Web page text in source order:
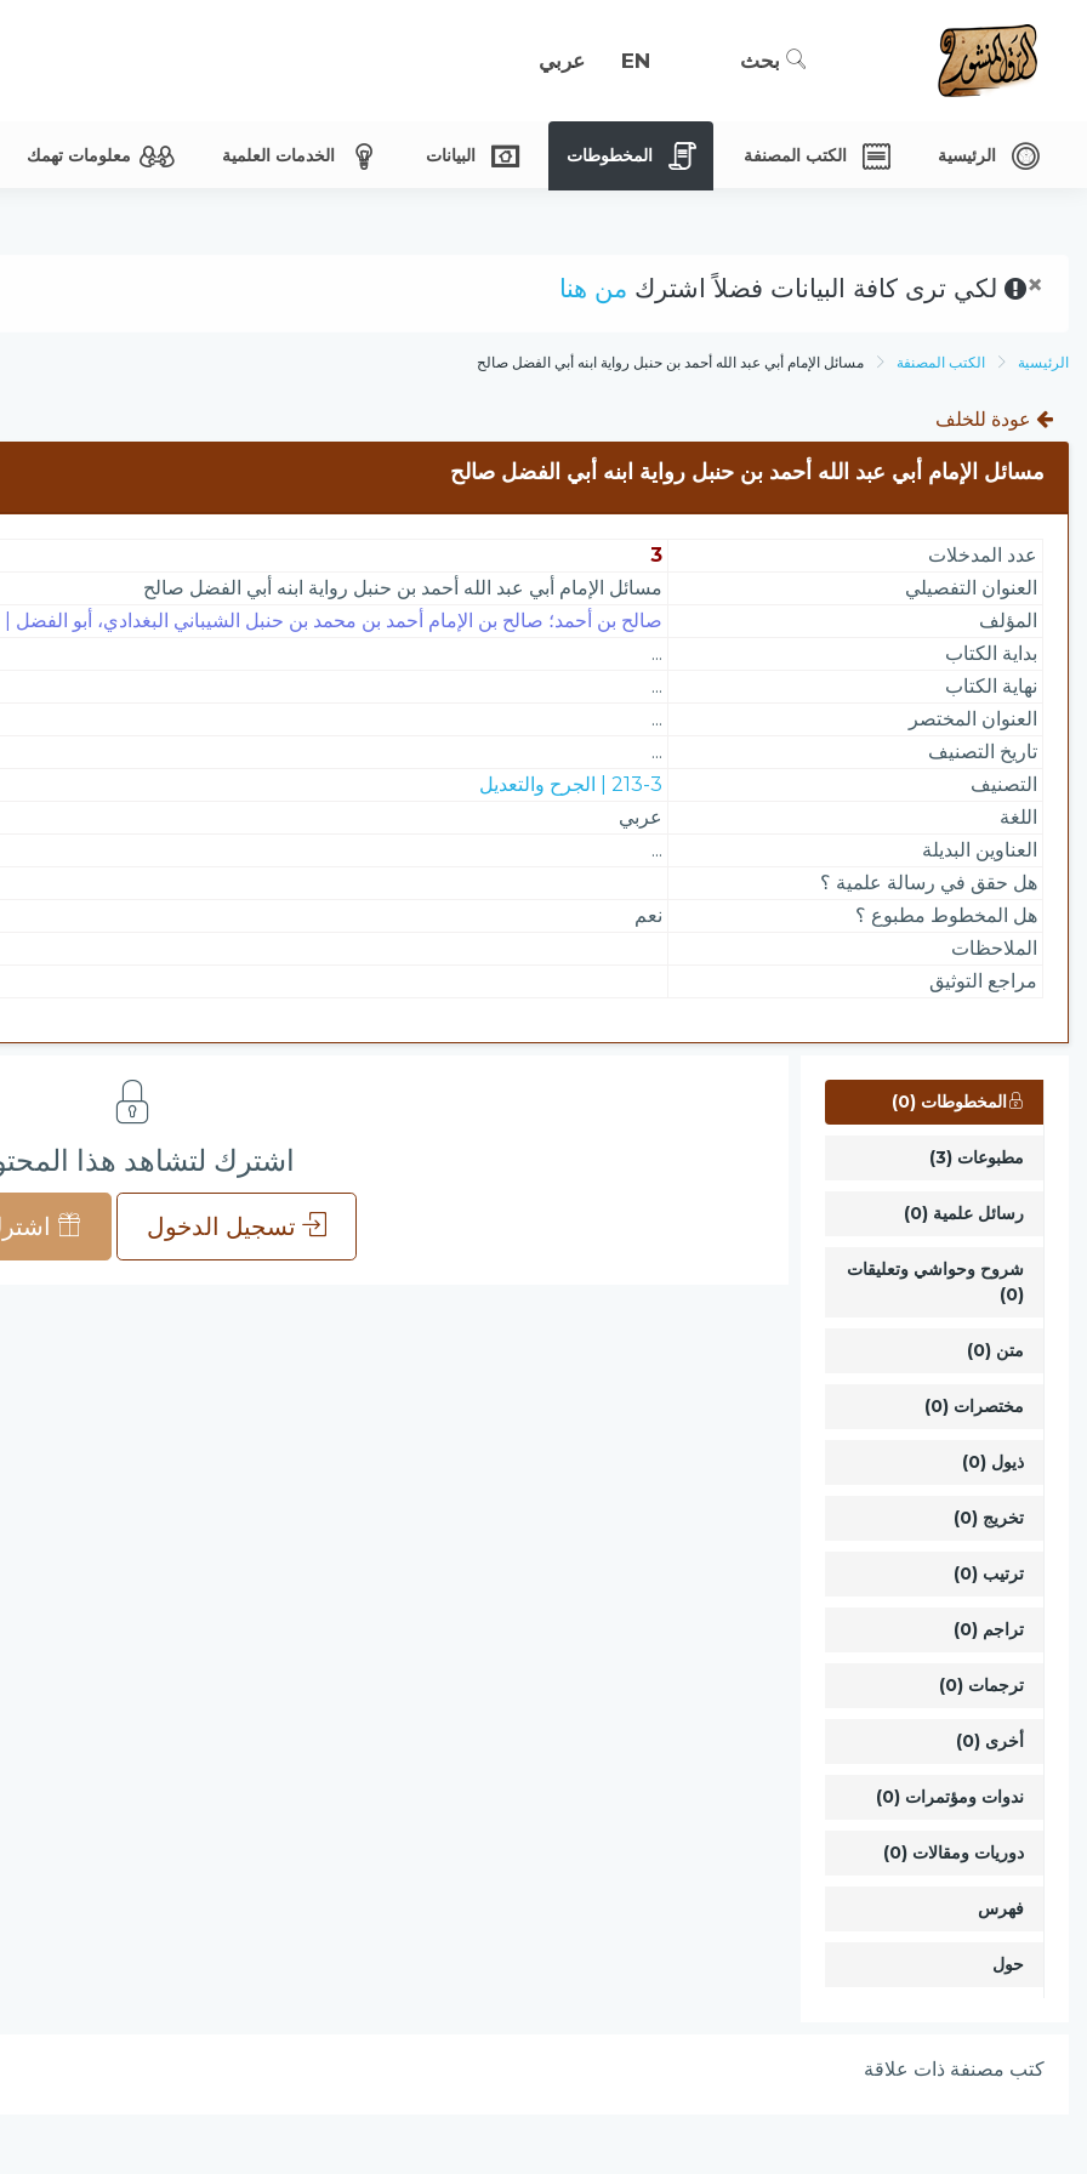
بحث EN عربي
الرئيسية الكتب المصنفة المخطوطات البيانات الخدمات العلمية معلومات تهمك
× لكي ترى كافة البيانات فضلاً اشترك من هنا
الرئيسية الكتب المصنفة مسائل الإمام أبي عبد الله أحمد بن حنبل رواية ابنه أبي الفضل صالح
عودة للخلف
مسائل الإمام أبي عبد الله أحمد بن حنبل رواية ابنه أبي الفضل صالح
عدد المدخلات
3
العنوان التفصيلي
مسائل الإمام أبي عبد الله أحمد بن حنبل رواية ابنه أبي الفضل صالح
المؤلف
صالح بن أحمد؛ صالح بن الإمام أحمد بن محمد بن حنبل الشيباني البغدادي، أبو الفضل | 265
بداية الكتاب
...
نهاية الكتاب
...
العنوان المختصر
...
تاريخ التصنيف
...
التصنيف
213-3 | الجرح والتعديل
اللغة
عربي
العناوين البديلة
...
هل حقق في رسالة علمية ؟
هل المخطوط مطبوع ؟
نعم
الملاحظات
مراجع التوثيق
المخطوطات (0)
مطبوعات (3)
رسائل علمية (0)
شروح وحواشي وتعليقات
(0)
متن (0)
مختصرات (0)
ذيول (0)
تخريج (0)
ترتيب (0)
تراجم (0)
ترجمات (0)
أخرى (0)
ندوات ومؤتمرات (0)
دوريات ومقالات (0)
فهرس
حول
اشترك لتشاهد هذا
تسجيل الدخول
كتب مصنفة ذات علاقة